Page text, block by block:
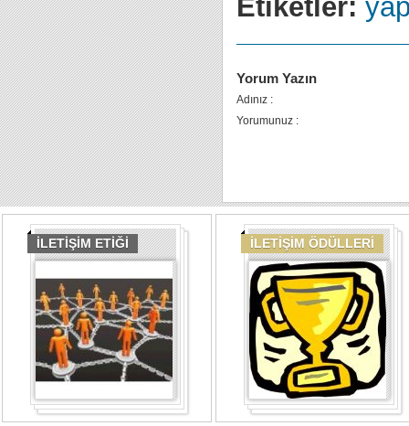
Etiketler:
Yorum Yazın
Adınız :
Yorumunuz :
İLETİŞİM ETİĞİ İLETİŞİM ÖDÜLLERİ